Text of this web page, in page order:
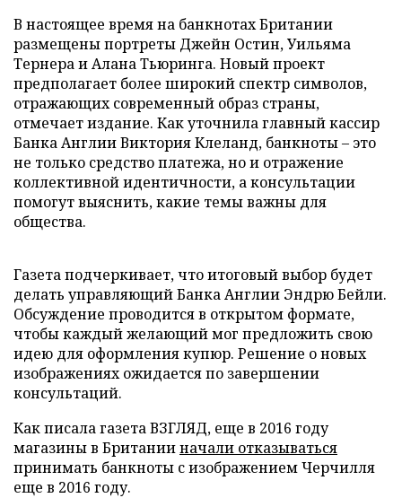
В настоящее время на банкнотах Британии
размещены портреты Джейн Остин, Уильяма
Тернера и Алана Тьюринга. Новый проект
предполагает более широкий спектр символов,
отражающих современный образ страны,
отмечает издание. Как уточнила главный кассир
Банка Англии Виктория Клеланд, банкноты – это
не только средство платежа, но и отражение
коллективной идентичности, а консультации
помогут выяснить, какие темы важны для
общества.
Газета подчеркивает, что итоговый выбор будет
делать управляющий Банка Англии Эндрю Бейли.
Обсуждение проводится в открытом формате,
чтобы каждый желающий мог предложить свою
идею для оформления купюр. Решение о новых
изображениях ожидается по завершении
консультаций.
Как писала газета ВЗГЛЯД, еще в 2016 году
магазины в Британииначали отказываться
принимать банкноты с изображением Черчилля
еще в 2016 году.